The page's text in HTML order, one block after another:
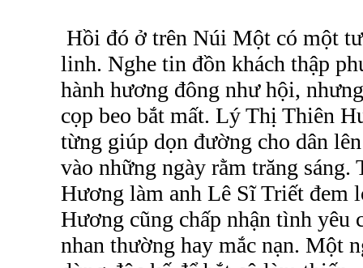
Hồi đó ở trên Núi Một có một
linh. Nghe tin đồn khách thập
hành hương đông như hội,
cọp beo bắt mất. Lý Thị Thiên
từng giúp dọn đường cho dân
vào những ngày rằm trăng sáng.
Hương làm anh Lê Sĩ Triết đem
Hương cũng chấp nhận tình yêu
nhan thường hay mắc nạn. Một